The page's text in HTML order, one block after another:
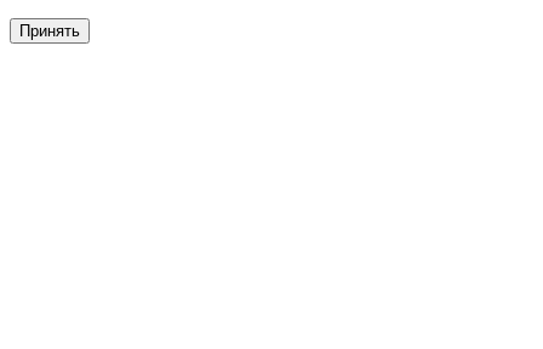
Принять